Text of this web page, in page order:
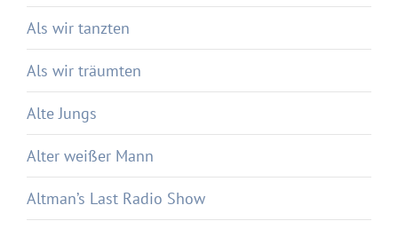
Als wir tanzten
Als wir träumten
Alte Jungs
Alter weißer Mann
Altman’s Last Radio Show